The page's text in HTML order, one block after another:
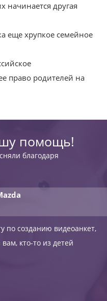
начинается другая
еще хрупкое семейное
право родителей на
помощь!
благодаря
по созданию видеоанкет,
кто-то из детей